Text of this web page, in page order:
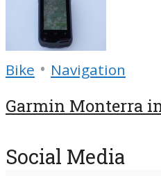
Bike • Navigation
Garmin Monterra
Social Media